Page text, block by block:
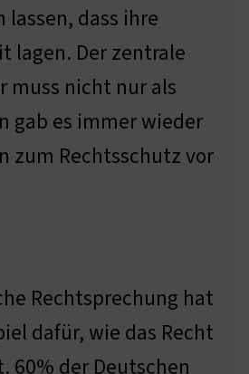
lassen, dass ihre
lagen. Der zentrale
muss nicht nur als
gab es immer wieder
zum Rechtsschutz vor
Rechtsprechung hat
dafür, wie das Recht
der Deutschen